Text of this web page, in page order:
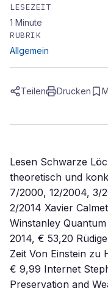
LESEZEIT
1 Minute
RUBRIK
Allgemein
Teilen Drucken
Lesen Schwarze
theoretisch und
7/2000, 12/2004, 3/
2/2014 Xavier
Winstanley
2014, € 53,20
Zeit Von Einstein zu
€ 9,99 Internet
Preservation and